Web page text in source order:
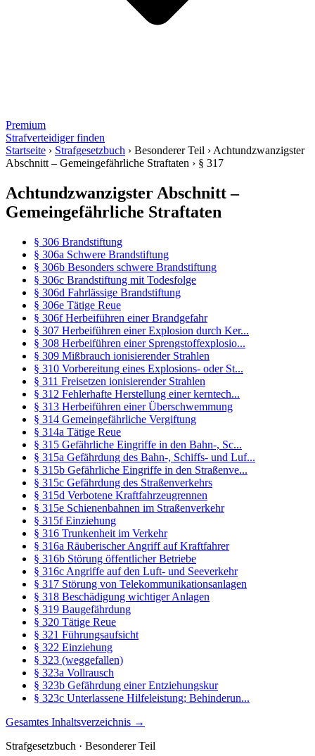
Premium
Strafverteidiger finden
Startseite › Strafgesetzbuch › Besonderer Teil › Achtundzwanzigster
Abschnitt – Gemeingefährliche Straftaten › § 317
Achtundzwanzigster Abschnitt –
Gemeingefährliche Straftaten
§ 306 Brandstiftung
§ 306a Schwere Brandstiftung
§ 306b Besonders schwere Brandstiftung
§ 306c Brandstiftung mit Todesfolge
§ 306d Fahrlässige Brandstiftung
§ 306e Tätige Reue
§ 306f Herbeiführen einer Brandgefahr
§ 307 Herbeiführen einer Explosion durch Ker...
§ 308 Herbeiführen einer Sprengstoffexplosio...
§ 309 Mißbrauch ionisierender Strahlen
§ 310 Vorbereitung eines Explosions- oder St...
§ 311 Freisetzen ionisierender Strahlen
§ 312 Fehlerhafte Herstellung einer kerntech...
§ 313 Herbeiführen einer Überschwemmung
§ 314 Gemeingefährliche Vergiftung
§ 314a Tätige Reue
§ 315 Gefährliche Eingriffe in den Bahn-, Sc...
§ 315a Gefährdung des Bahn-, Schiffs- und Luf...
§ 315b Gefährliche Eingriffe in den Straßenve...
§ 315c Gefährdung des Straßenverkehrs
§ 315d Verbotene Kraftfahrzeugrennen
§ 315e Schienenbahnen im Straßenverkehr
§ 315f Einziehung
§ 316 Trunkenheit im Verkehr
§ 316a Räuberischer Angriff auf Kraftfahrer
§ 316b Störung öffentlicher Betriebe
§ 316c Angriffe auf den Luft- und Seeverkehr
§ 317 Störung von Telekommunikationsanlagen
§ 318 Beschädigung wichtiger Anlagen
§ 319 Baugefährdung
§ 320 Tätige Reue
§ 321 Führungsaufsicht
§ 322 Einziehung
§ 323 (weggefallen)
§ 323a Vollrausch
§ 323b Gefährdung einer Entziehungskur
§ 323c Unterlassene Hilfeleistung; Behinderun...
Gesamtes Inhaltsverzeichnis →
Strafgesetzbuch · Besonderer Teil